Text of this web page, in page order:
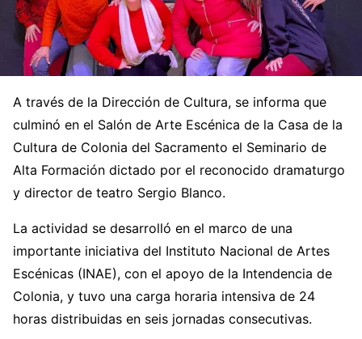
A través de la Dirección de Cultura, se informa que
culminó en el Salón de Arte Escénica de la Casa de la
Cultura de Colonia del Sacramento el Seminario de
Alta Formación dictado por el reconocido dramaturgo
y director de teatro Sergio Blanco.
La actividad se desarrolló en el marco de una
importante iniciativa del Instituto Nacional de Artes
Escénicas (INAE), con el apoyo de la Intendencia de
Colonia, y tuvo una carga horaria intensiva de 24
horas distribuidas en seis jornadas consecutivas.